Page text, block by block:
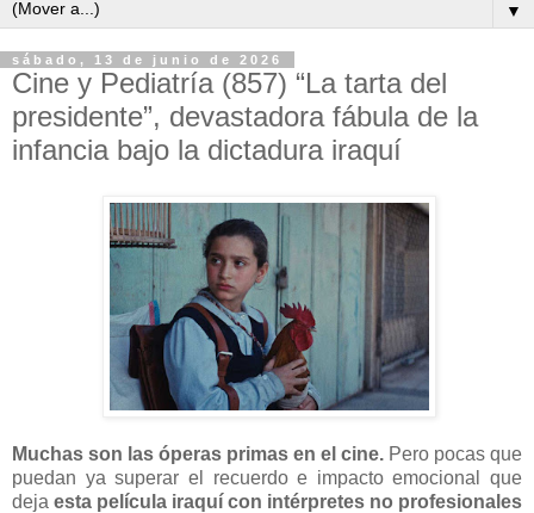
▼
sábado, 13 de junio de 2026
Cine y Pediatría (857) “La tarta del
presidente”, devastadora fábula de la
infancia bajo la dictadura iraquí
Muchas son las óperas primas en el cine. Pero pocas que
puedan ya superar el recuerdo e impacto emocional que
deja esta película iraquí con intérpretes no profesionales